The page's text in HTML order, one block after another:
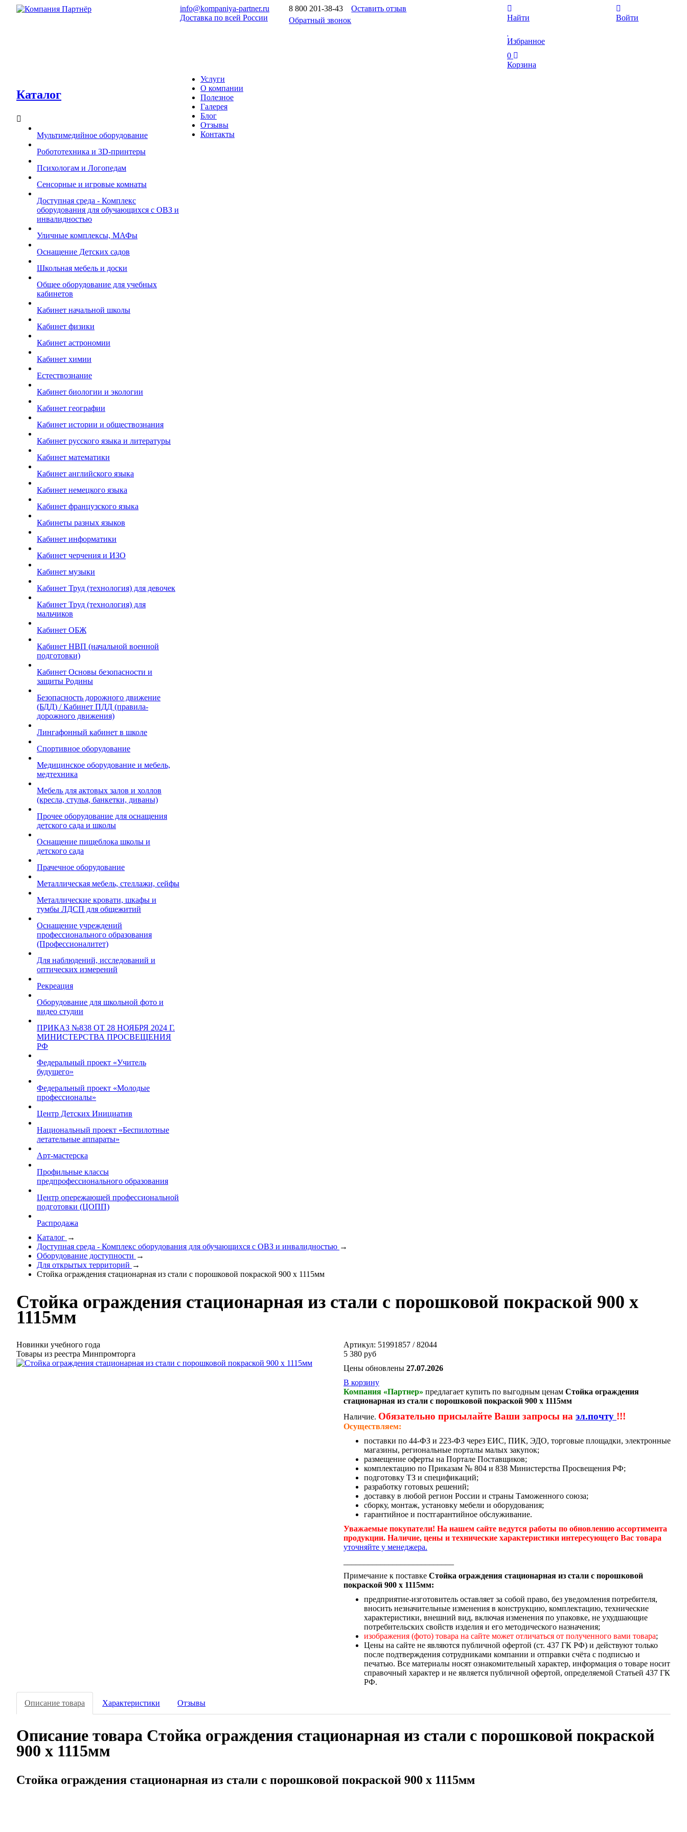
info@kompaniya-partner.ru
Доставка по всей России
8 800 201-38-43
Обратный звонок
Оставить отзыв
Найти
Избранное
0
Корзина
Войти
Каталог
Мультимедийное оборудование
Робототехника и 3D-принтеры
Психологам и Логопедам
Сенсорные и игровые комнаты
Доступная среда - Комплекс
оборудования для обучающихся с ОВЗ и
инвалидностью
Уличные комплексы, МАФы
Оснащение Детских садов
Школьная мебель и доски
Общее оборудование для учебных
кабинетов
Кабинет начальной школы
Кабинет физики
Кабинет астрономии
Кабинет химии
Естествознание
Кабинет биологии и экологии
Кабинет географии
Кабинет истории и обществознания
Кабинет русского языка и литературы
Кабинет математики
Кабинет английского языка
Кабинет немецкого языка
Кабинет французского языка
Кабинеты разных языков
Кабинет информатики
Кабинет черчения и ИЗО
Кабинет музыки
Кабинет Труд (технология) для девочек
Кабинет Труд (технология) для
мальчиков
Кабинет ОБЖ
Кабинет НВП (начальной военной
подготовки)
Кабинет Основы безопасности и
защиты Родины
Безопасность дорожного движение
(БДД) / Кабинет ПДД (правила-
дорожного движения)
Лингафонный кабинет в школе
Спортивное оборудование
Медицинское оборудование и мебель,
медтехника
Мебель для актовых залов и холлов
(кресла, стулья, банкетки, диваны)
Прочее оборудование для оснащения
детского сада и школы
Оснащение пищеблока школы и
детского сада
Прачечное оборудование
Металлическая мебель, стеллажи, сейфы
Металлические кровати, шкафы и
тумбы ЛДСП для общежитий
Оснащение учреждений
профессионального образования
(Профессионалитет)
Для наблюдений, исследований и
оптических измерений
Рекреация
Оборудование для школьной фото и
видео студии
ПРИКАЗ №838 ОТ 28 НОЯБРЯ 2024 Г.
МИНИСТЕРСТВА ПРОСВЕЩЕНИЯ
РФ
Федеральный проект «Учитель
будущего»
Федеральный проект «Молодые
профессионалы»
Центр Детских Инициатив
Национальный проект «Беспилотные
летательные аппараты»
Арт-мастерска
Профильные классы
предпрофессионального образования
Центр опережающей профессиональной
подготовки (ЦОПП)
Распродажа
Услуги
О компании
Полезное
Галерея
Блог
Отзывы
Контакты
Каталог →
Доступная среда - Комплекс оборудования для обучающихся с ОВЗ и инвалидностью →
Оборудование доступности →
Для открытых территорий →
Стойка ограждения стационарная из стали с порошковой покраской 900 x 1115мм
Стойка ограждения стационарная из стали с порошковой покраской 900 x
1115мм
Новинки учебного года
Товары из реестра Минпромторга
Артикул: 51991857 / 82044
5 380 руб
Цены обновлены 27.07.2026
В корзину
Компания «Партнер» предлагает купить по выгодным ценам Стойка ограждения
стационарная из стали с порошковой покраской 900 x 1115мм
Наличие. Обязательно присылайте Ваши запросы на эл.почту !!!
Осуществляем:
поставки по 44-ФЗ и 223-ФЗ через ЕИС, ПИК, ЭДО, торговые площадки, электронные
магазины, региональные порталы малых закупок;
размещение оферты на Портале Поставщиков;
комплектацию по Приказам № 804 и 838 Министерства Просвещения РФ;
подготовку ТЗ и спецификаций;
разработку готовых решений;
доставку в любой регион России и страны Таможенного союза;
сборку, монтаж, установку мебели и оборудования;
гарантийное и постгарантийное обслуживание.
Уважаемые покупатели! На нашем сайте ведутся работы по обновлению ассортимента
продукции. Наличие, цены и технические характеристики интересующего Вас товара
уточняйте у менеджера.
Примечание к поставке Стойка ограждения стационарная из стали с порошковой
покраской 900 x 1115мм:
предприятие-изготовитель оставляет за собой право, без уведомления потребителя,
вносить незначительные изменения в конструкцию, комплектацию, технические
характеристики, внешний вид, включая изменения по упаковке, не ухудшающие
потребительских свойств изделия и его методического назначения;
изображения (фото) товара на сайте может отличаться от полученного вами товара;
Цены на сайте не являются публичной офертой (ст. 437 ГК РФ) и действуют только
после подтверждения сотрудниками компании и отправки счёта с подписью и
печатью. Все материалы носят ознакомительный характер, информация о товаре носит
справочный характер и не является публичной офертой, определяемой Статьей 437 ГК
РФ.
Описание товара Характеристики Отзывы
Описание товара Стойка ограждения стационарная из стали с порошковой покраской
900 x 1115мм
Стойка ограждения стационарная из стали с порошковой покраской 900 x 1115мм